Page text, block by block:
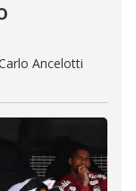
Ancelotti